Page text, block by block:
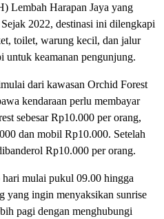
Lembah Harapan Jaya yang
2022, destinasi ini dilengkapi
toilet, warung kecil, dan jalur
untuk keamanan pengunjung.
dari kawasan Orchid Forest
kendaraan perlu membayar
sebesar Rp10.000 per orang,
dan mobil Rp10.000. Setelah
Rp10.000 per orang.
mulai pukul 09.00 hingga
yang ingin menyaksikan sunrise
pagi dengan menghubungi